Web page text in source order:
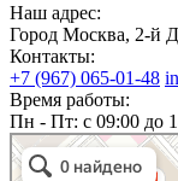
Наш адрес:
Город Москва, 2-й
Контакты:
+7 (967) 065-01-48
Время работы:
Пн - Пт: с 09:00 до
Межрегиональный центр
Сертификация продукции